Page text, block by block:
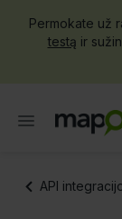
Permokate už
testą ir
API